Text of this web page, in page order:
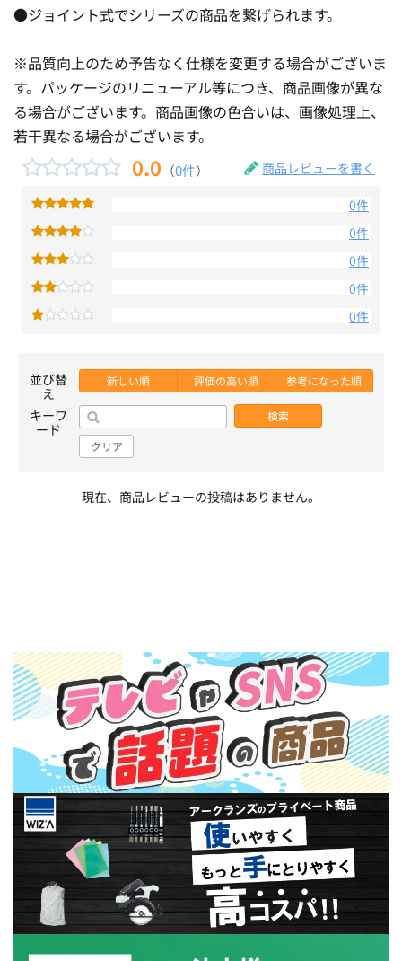
●ジョイント式でシリーズの商品を繋げられます。
※品質向上のため予告なく仕様を変更する場合がございま
す。パッケージのリニューアル等につき、商品画像が異な
る場合がございます。商品画像の色合いは、画像処理上、
若干異なる場合がございます。
0.0 （0件） 商品レビューを書く
0件
0件
0件
0件
0件
並び替
え
新しい順 評価の高い順 参考になった順
キーワ
ード
検索
クリア
現在、商品レビューの投稿はありません。